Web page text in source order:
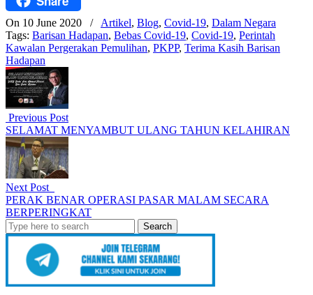
On 10 June 2020 / Artikel, Blog, Covid-19, Dalam Negara
Tags: Barisan Hadapan, Bebas Covid-19, Covid-19, Perintah
Kawalan Pergerakan Pemulihan, PKPP, Terima Kasih Barisan
Hadapan
Previous Post
SELAMAT MENYAMBUT ULANG TAHUN KELAHIRAN
Next Post
PERAK BENAR OPERASI PASAR MALAM SECARA
BERPERINGKAT
Search
for: